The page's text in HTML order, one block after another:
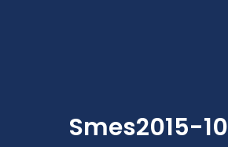
Smes2015-